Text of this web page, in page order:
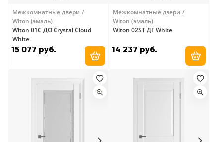
Межкомнатные двери
Witon (эмаль)
Witon 01C ДО Crystal Cloud
White
15 077 руб.
Добавить в корзину
Межкомнатные двери
Witon (эмаль)
Witon 02ST ДГ White
14 237 руб.